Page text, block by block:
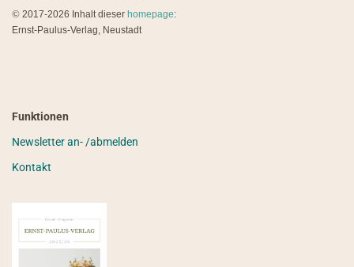
© 2017-2026 Inhalt dieser homepage:
Ernst-Paulus-Verlag, Neustadt
Funktionen
Newsletter an- /abmelden
Kontakt